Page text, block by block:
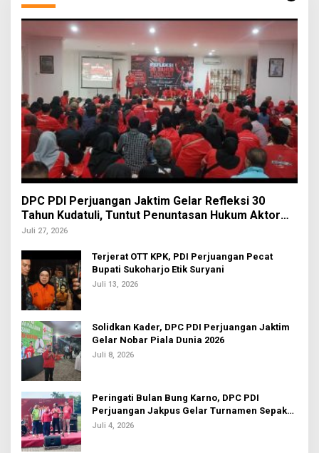
DPC PDI Perjuangan Jaktim Gelar Refleksi 30
Tahun Kudatuli, Tuntut Penuntasan Hukum Aktor
Intelektual
Juli 27, 2026
Terjerat OTT KPK, PDI Perjuangan Pecat
Bupati Sukoharjo Etik Suryani
Juli 13, 2026
Solidkan Kader, DPC PDI Perjuangan Jaktim
Gelar Nobar Piala Dunia 2026
Juli 8, 2026
Peringati Bulan Bung Karno, DPC PDI
Perjuangan Jakpus Gelar Turnamen Sepak
Bola U-20
Juli 4, 2026